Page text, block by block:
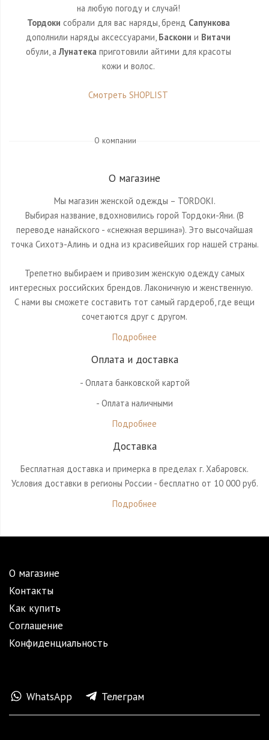
на любую погоду и случай!
Тордоки собрали для вас наряды, бренд Сапункова
дополнили наряды аксессуарами, Баскони и Витачи
обули, а Лунатека приготовили айтими для красоты
кожи и волос.
Смотреть SHOPLIST
О компании
О магазине
Мы магазин женской одежды – TORDOKI.
Выбирая название, вдохновились горой Тордоки-Яни. (В
переводе нанайского - «снежная вершина»). Это высочайшая
точка Сихотэ-Алинь и одна из красивейших гор нашей страны.
Трепетно выбираем и привозим женскую одежду самых
интересных российских брендов. Лаконичную и женственную.⠀
С нами вы сможете составить тот самый гардероб, где вещи
сочетаются друг с другом.
Подробнее
Оплата и доставка
- Оплата банковской картой
- Оплата наличными
Подробнее
Доставка
Бесплатная доставка и примерка в пределах г. Хабаровск.
Условия доставки в регионы России - бесплатно от 10 000 руб.
Подробнее
О магазине
Контакты
Как купить
Cоглашение
Конфиденциальность
WhatsApp Телеграм